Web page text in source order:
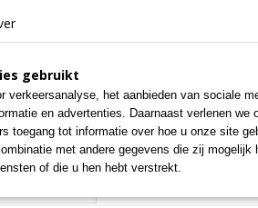
INDEX SMALL
gebruikt
verkeersanalyse, het aanbieden van sociale
en advertenties. Daarnaast verlenen we
toegang tot informatie over hoe u onze site
met andere gegevens die zij mogelijk
of die u hen hebt verstrekt.